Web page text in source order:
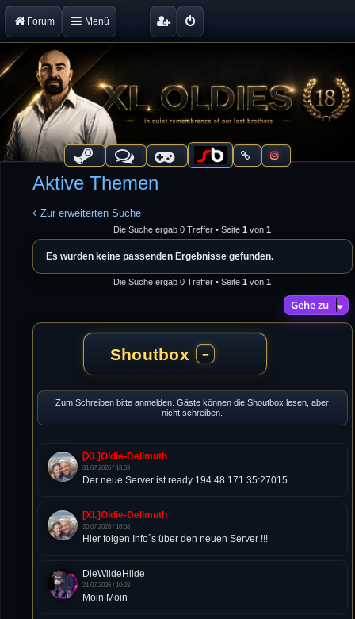
Forum Menü
Aktive Themen
Zur erweiterten Suche
Die Suche ergab 0 Treffer • Seite1 von1
Es wurden keine passenden Ergebnisse gefunden.
Die Suche ergab 0 Treffer • Seite1 von1
Gehe zu
Shoutbox −
Zum Schreiben bitte anmelden. Gäste können die Shoutbox lesen, aber
nicht schreiben.
[XL]Oldie-Dellmuth
31.07.2026 / 18:59
Der neue Server ist ready 194.48.171.35:27015
[XL]Oldie-Dellmuth
30.07.2026 / 16:08
Hier folgen Info´s über den neuen Server !!!
DieWildeHilde
21.07.2026 / 10:28
Moin Moin